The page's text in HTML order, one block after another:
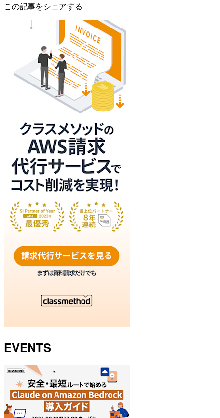
この記事をシェアする
EVENTS